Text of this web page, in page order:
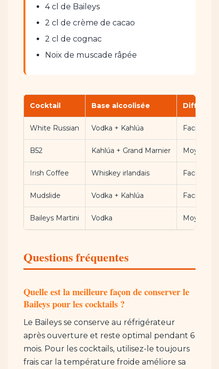
4 cl de Baileys
2 cl de crème de cacao
2 cl de cognac
Noix de muscade râpée
Cocktail Base alcoolisée Difficulté
White Russian Vodka + Kahlúa Facile
B52 Kahlúa + Grand Marnier Moyenne
Irish Coffee Whiskey irlandais Facile
Mudslide Vodka + Kahlúa Facile
Baileys Martini Vodka Moyenne
Questions fréquentes
Quelle est la meilleure façon de conserver le
Baileys pour les cocktails ?
Le Baileys se conserve au réfrigérateur
après ouverture et reste optimal pendant 6
mois. Pour les cocktails, utilisez-le toujours
frais car la température froide améliore sa